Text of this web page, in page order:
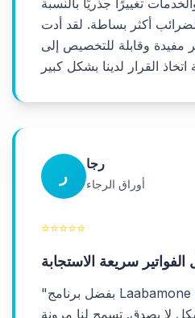
تغييرًا جذريًا بالنسبة
أكثر بساطة. لقد أدت
مفيدة وقابلة للتخصيص إلى
ر
رجا
أوراق الرجاء
⭐⭐⭐⭐⭐
الفواتير سريعة الاستجابة
"بفضل برنامج Laabamone ERP، أصبحت إدارة
لا يصدق. تسمح لنا مرونة